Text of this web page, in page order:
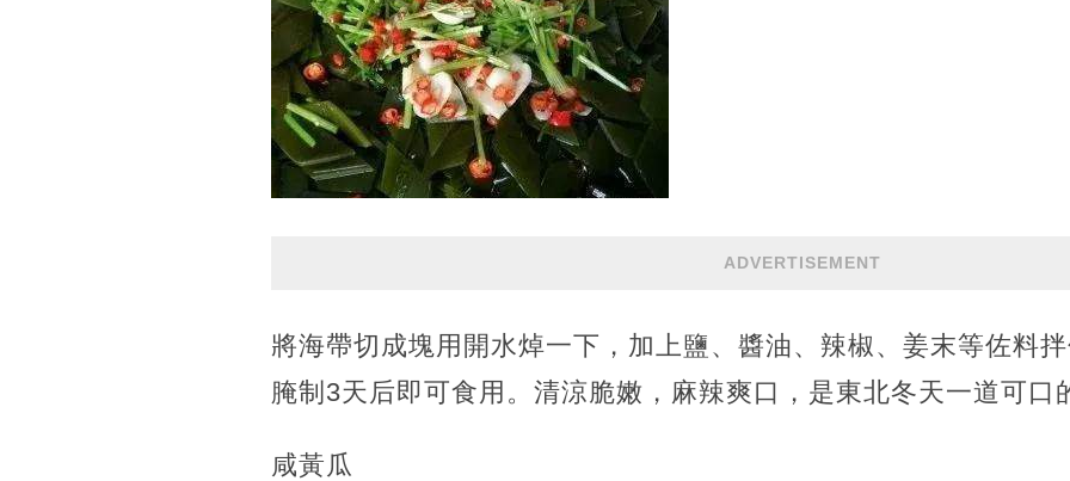
ADVERTISEMENT
將海帶切成塊用開水焯一下，加上鹽、醬油、辣椒、姜末等佐料拌
腌制3天后即可食用。清涼脆嫩，麻辣爽口，是東北冬天一道可口
咸黃瓜